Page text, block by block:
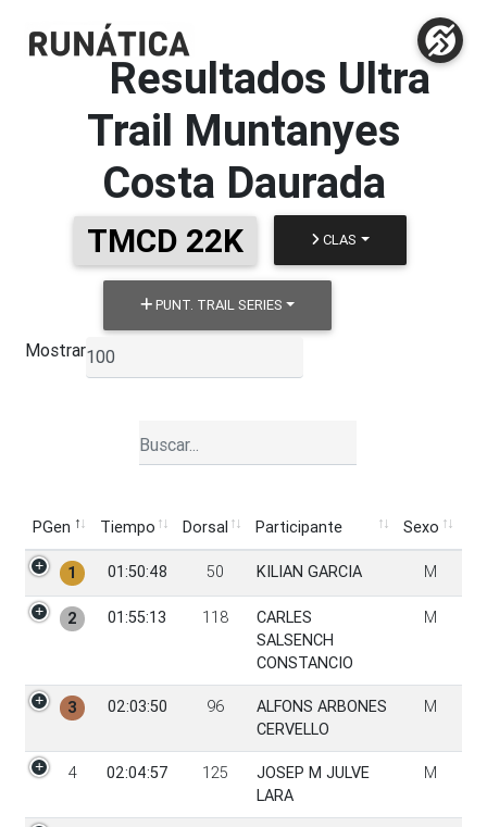
Resultados Ultra
Trail Muntanyes
Costa Daurada
TMCD 22K CLAS
PUNT. TRAIL SERIES
Mostrar
PGen Tiempo Dorsal Participante
Sexo
PGen
Tiempo Dorsal Participante Sexo
1 01:50:48 50 KILIAN GARCIA M
2 01:55:13 118
CARLES
SALSENCH
CONSTANCIO
M
3 02:03:50 96
ALFONS ARBONES
CERVELLO
M
4 02:04:57 125
JOSEP M JULVE
LARA
M